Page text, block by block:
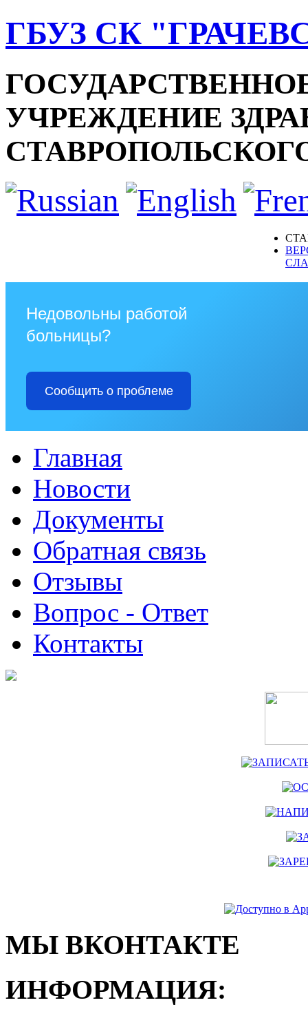
ГБУЗ СК
УЧРЕЖДЕНИЕ
Недовольны работой
больницы?
Сообщить о проблеме
Главная
Новости
Документы
Обратная связь
Отзывы
Вопрос - Ответ
Контакты
МЫ ВКОНТАКТЕ
ИНФОРМАЦИЯ: